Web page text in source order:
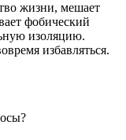
жизни, мешает
фобический
изоляцию.
избавляться.